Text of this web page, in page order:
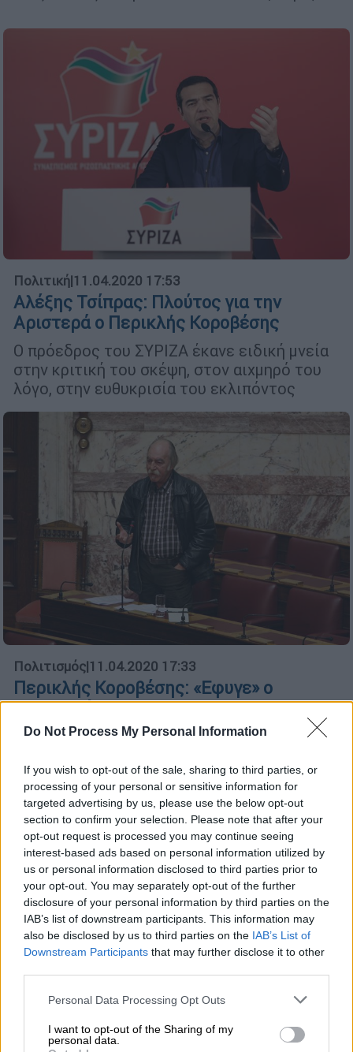
Do Not Process My Personal Information
If you wish to opt-out of the sale, sharing to third parties, or
processing of your personal or sensitive information for
targeted advertising by us, please use the below opt-out
section to confirm your selection. Please note that after your
opt-out request is processed you may continue seeing
interest-based ads based on personal information utilized by
us or personal information disclosed to third parties prior to
your opt-out. You may separately opt-out of the further
disclosure of your personal information by third parties on the
IAB’s list of downstream participants. This information may
also be disclosed by us to third parties on the IAB’s List of
Downstream Participants that may further disclose it to other
Please note that this website/app uses one or more Google
not limited to your visit or usage behaviour. You may click to
grant or deny consent to Google and its third-party tags to
Personal Data Processing Opt Outs
I want to opt-out of the Sharing of my
personal data.
Πολιτική|11.04.2020 17:53
Αλέξης Τσίπρας: Πλούτος για την
Aριστερά ο Περικλής Κοροβέσης
Ο πρόεδρος του ΣΥΡΙΖΑ έκανε ειδική μνεία
στην κριτική του σκέψη, στον αιχμηρό του
λόγο, στην ευθυκρισία του εκλιπόντος
Πολιτισμός|11.04.2020 17:33
Περικλής Κοροβέσης: «Εφυγε» ο
συγγραφέας και αγωνιστής της
Aριστεράς
του ΣΥΡΙΖΑ αλλά το 2009 αποχώρησε από το
κόμμα
ΑΛΛΑ #TAGS
θάνατος
Αλέξης Τσίπρας
οικονομολόγοι
ειδήσεις τώρα